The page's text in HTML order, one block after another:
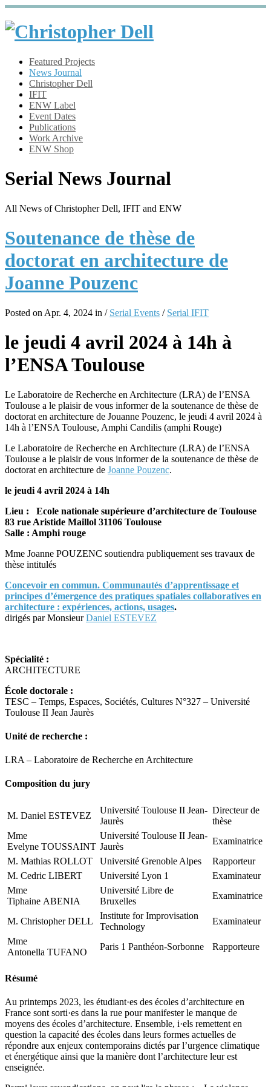
Featured Projects
News Journal
Christopher Dell
IFIT
ENW Label
Event Dates
Publications
Work Archive
ENW Shop
Serial News Journal
All News of Christopher Dell, IFIT and ENW
Soutenance de thèse de
doctorat en architecture de
Joanne Pouzenc
Posted on Apr. 4, 2024 in / Serial Events / Serial IFIT
le jeudi 4 avril 2024 à 14h à
l’ENSA Toulouse
Le Laboratoire de Recherche en Architecture (LRA) de l’ENSA
Toulouse a le plaisir de vous informer de la soutenance de thèse de
doctorat en architecture de Jouanne Pouzenc, le jeudi 4 avril 2024 à
14h à l’ENSA Toulouse, Amphi Candilis (amphi Rouge)
Le Laboratoire de Recherche en Architecture (LRA) de l’ENSA
Toulouse a le plaisir de vous informer de la soutenance de thèse de
doctorat en architecture de Joanne Pouzenc.
le jeudi 4 avril 2024 à 14h
Lieu : Ecole nationale supérieure d’architecture de Toulouse
83 rue Aristide Maillol 31106 Toulouse
Salle : Amphi rouge
Mme Joanne POUZENC soutiendra publiquement ses travaux de
thèse intitulés
Concevoir en commun. Communautés d’apprentissage et
principes d’émergence des pratiques spatiales collaboratives en
architecture : expériences, actions, usages.
dirigés par MonsieurDaniel ESTEVEZ
Spécialité :
ARCHITECTURE
École doctorale :
TESC – Temps, Espaces, Sociétés, Cultures N°327 – Université
Toulouse II Jean Jaurès
Unité de recherche :
LRA – Laboratoire de Recherche en Architecture
Composition du jury
M. Daniel ESTEVEZ
Université Toulouse II Jean-
Jaurès
Directeur de
thèse
Mme
Evelyne TOUSSAINT
Université Toulouse II Jean-
Jaurès
Examinatrice
M. Mathias ROLLOT
Université Grenoble Alpes
Rapporteur
M. Cedric LIBERT
Université Lyon 1
Examinateur
Mme
Tiphaine ABENIA
Université Libre de
Bruxelles
Examinatrice
M. Christopher DELL
Institute for Improvisation
Technology
Examinateur
Mme
Antonella TUFANO
Paris 1 Panthéon-Sorbonne Rapporteure
Résumé
Au printemps 2023, les étudiant·es des écoles d’architecture en
France sont sorti·es dans la rue pour manifester le manque de
moyens des écoles d’architecture. Ensemble, i·els remettent en
question la capacité des écoles dans leurs formes actuelles de
répondre aux enjeux contemporains dictés par l’urgence climatique
et énergétique ainsi que la manière dont l’architecture leur est
enseignée.